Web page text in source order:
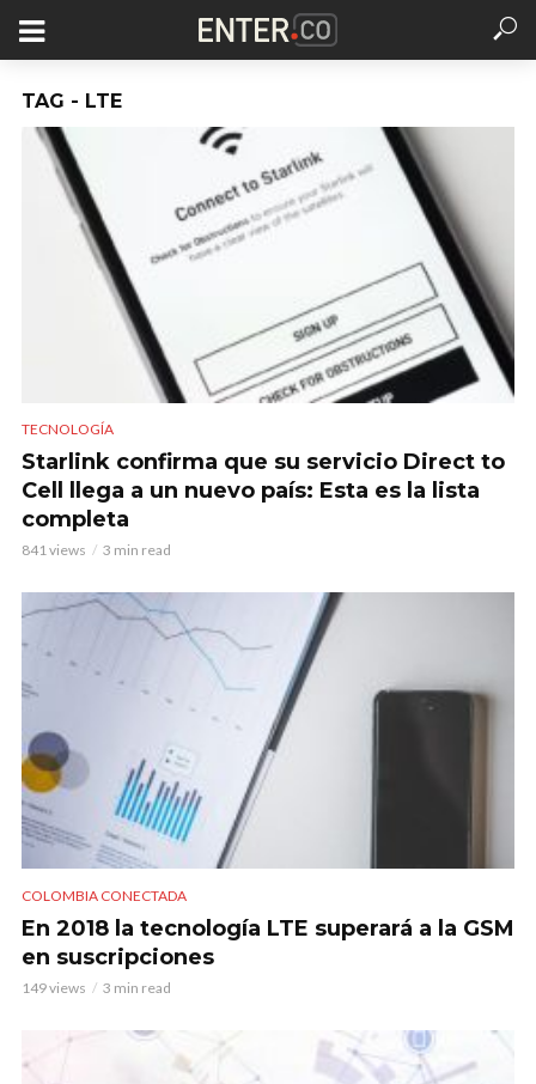
TAG - LTE
TECNOLOGÍA
Starlink confirma que su servicio Direct to
Cell llega a un nuevo país: Esta es la lista
completa
841 views 3 min read
COLOMBIA CONECTADA
En 2018 la tecnología LTE superará a la GSM
en suscripciones
149 views 3 min read